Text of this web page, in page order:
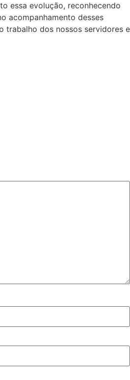
essa evolução, reconhecendo
acompanhamento desses
trabalho dos nossos servidores e